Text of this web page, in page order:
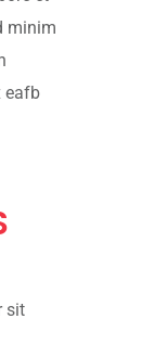
minim
eafb
sit